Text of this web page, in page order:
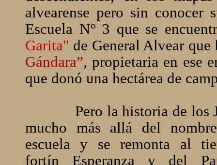
alvearense pero sin
Escuela N° 3 que se
Garita" de General Alvear
Gándara”, propietaria en ese
que donó una hectárea de
Pero la historia de los
mucho más allá del
escuela y se remonta al
fortín Esperanza y del